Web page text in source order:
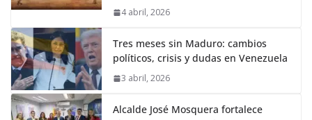
4 abril, 2026
Tres meses sin Maduro: cambios
políticos, crisis y dudas en Venezuela
3 abril, 2026
Alcalde José Mosquera fortalece